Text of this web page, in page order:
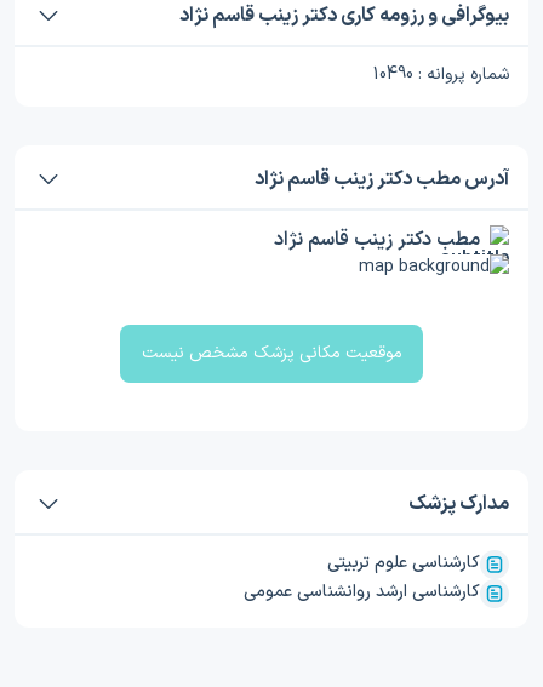
بیوگرافی و رزومه کاری دکتر زینب قاسم نژاد
شماره پروانه : 10490
آدرس مطب دکتر زینب قاسم نژاد
مطب دکتر زینب قاسم نژاد
موقعیت مکانی پزشک مشخص نیست
مدارک پزشک
کارشناسی علوم تربیتی
کارشناسی ارشد روانشناسی عمومی